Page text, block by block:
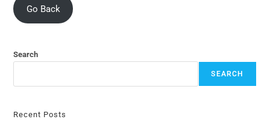
Go Back
Search
SEARCH
Recent Posts